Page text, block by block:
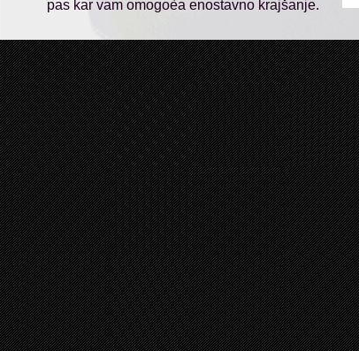
pas kar vam omogoèa enostavno krajšanje.